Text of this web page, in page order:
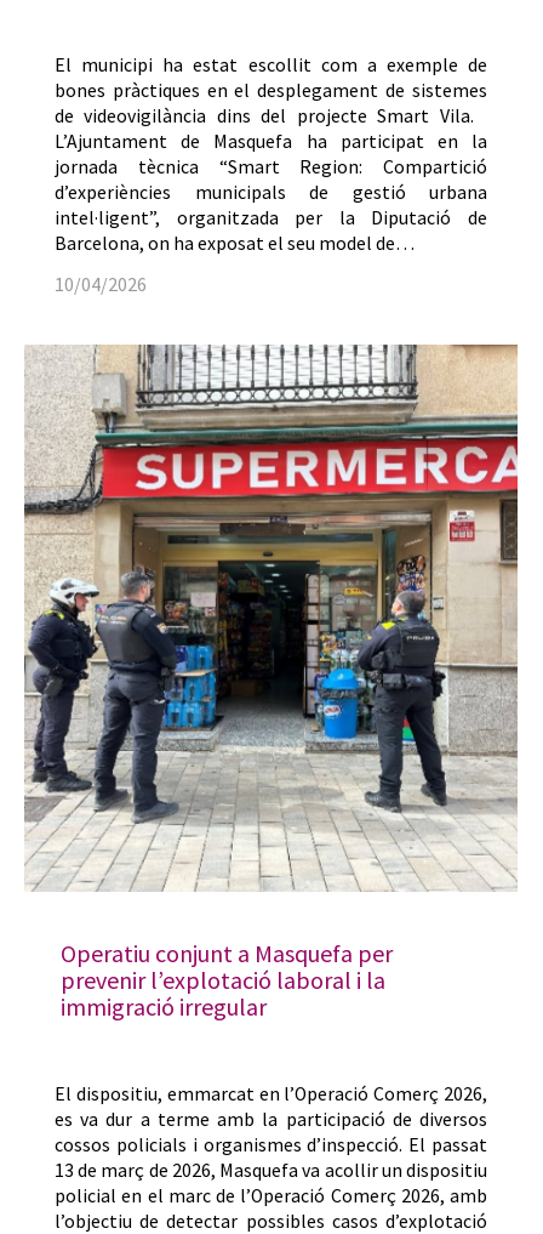
El municipi ha estat escollit com a exemple de
bones pràctiques en el desplegament de sistemes
de videovigilància dins del projecte Smart Vila.
L’Ajuntament de Masquefa ha participat en la
jornada tècnica “Smart Region: Compartició
d’experiències municipals de gestió urbana
intel·ligent”, organitzada per la Diputació de
Barcelona, on ha exposat el seu model de…
10/04/2026
Operatiu conjunt a Masquefa per
prevenir l’explotació laboral i la
immigració irregular
El dispositiu, emmarcat en l’Operació Comerç 2026,
es va dur a terme amb la participació de diversos
cossos policials i organismes d’inspecció. El passat
13 de març de 2026, Masquefa va acollir un dispositiu
policial en el marc de l’Operació Comerç 2026, amb
l’objectiu de detectar possibles casos d’explotació